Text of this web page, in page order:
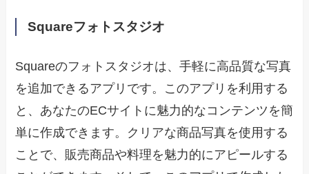
Squareフォトスタジオ
Squareのフォトスタジオは、手軽に高品質な写真
を追加できるアプリです。このアプリを利用する
と、あなたのECサイトに魅力的なコンテンツを簡
単に作成できます。クリアな商品写真を使用する
ことで、販売商品や料理を魅力的にアピールする